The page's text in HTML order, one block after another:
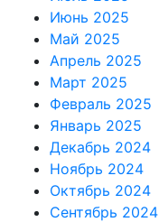
Июнь 2025
Май 2025
Апрель 2025
Март 2025
Февраль 2025
Январь 2025
Декабрь 2024
Ноябрь 2024
Октябрь 2024
Сентябрь 2024